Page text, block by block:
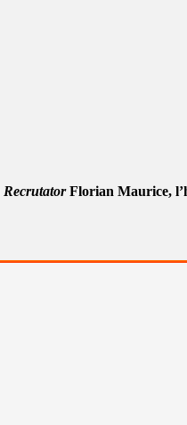
RecrutatorFlorian Maurice,